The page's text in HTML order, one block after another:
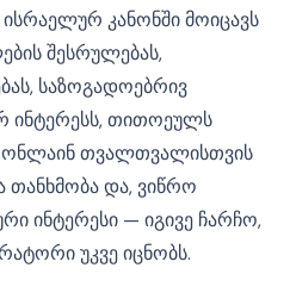
კანონში მოიცავს
შესრულებას,
საზოგადოებრივ
ინტერესს, თითოეულს
თვალთვალისთვის
თანხმობა და, ვიწრო
ინტერესი — იგივე ჩარჩო,
უკვე იცნობს.